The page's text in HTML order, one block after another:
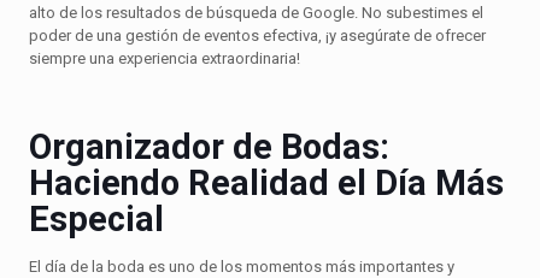
alto de los resultados de búsqueda de Google. No subestimes el
poder de una gestión de eventos efectiva, ¡y asegúrate de ofrecer
siempre una experiencia extraordinaria!
Organizador de Bodas:
Haciendo Realidad el Día Más
Especial
El día de la boda es uno de los momentos más importantes y